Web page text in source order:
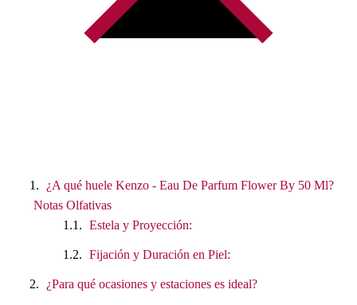
¿A qué huele Kenzo - Eau De Parfum Flower By 50 Ml?
Notas Olfativas
Estela y Proyección:
Fijación y Duración en Piel:
¿Para qué ocasiones y estaciones es ideal?